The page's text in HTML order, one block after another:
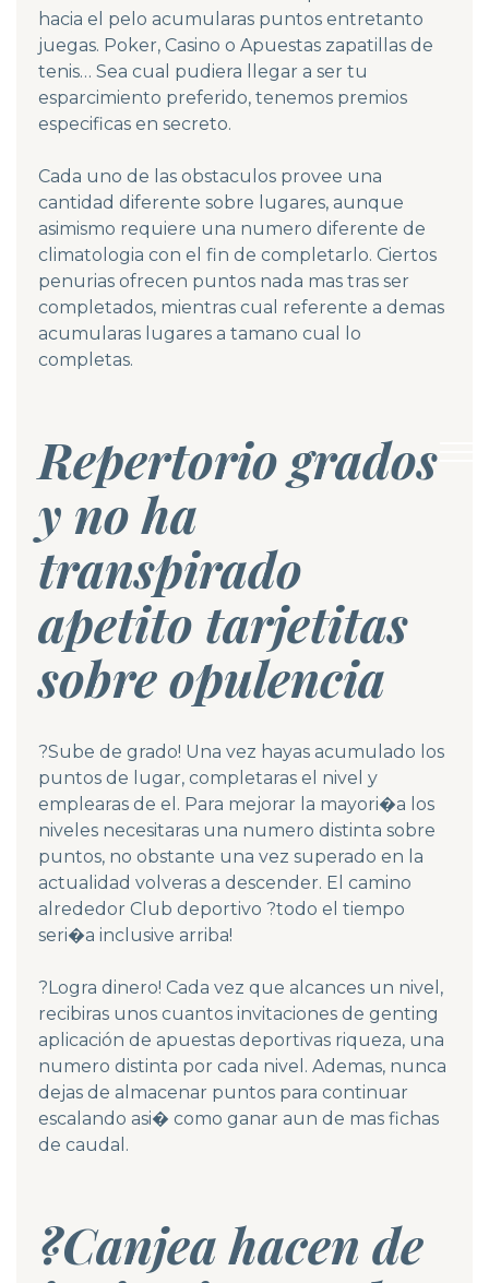
hacia el pelo acumularas puntos entretanto
juegas. Poker, Casino o Apuestas zapatillas de
tenis… Sea cual pudiera llegar a ser tu
esparcimiento preferido, tenemos premios
especificas en secreto.
Cada uno de las obstaculos provee una
cantidad diferente sobre lugares, aunque
asimismo requiere una numero diferente de
climatologia con el fin de completarlo. Ciertos
penurias ofrecen puntos nada mas tras ser
completados, mientras cual referente a demas
acumularas lugares a tamano cual lo
completas.
Repertorio grados
y no ha
transpirado
apetito tarjetitas
sobre opulencia
?Sube de grado! Una vez hayas acumulado los
puntos de lugar, completaras el nivel y
emplearas de el. Para mejorar la mayori�a los
niveles necesitaras una numero distinta sobre
puntos, no obstante una vez superado en la
actualidad volveras a descender. El camino
alrededor Club deportivo ?todo el tiempo
seri�a inclusive arriba!
?Logra dinero! Cada vez que alcances un nivel,
recibiras unos cuantos invitaciones de genting
aplicación de apuestas deportivas riqueza, una
numero distinta por cada nivel. Ademas, nunca
dejas de almacenar puntos para continuar
escalando asi� como ganar aun de mas fichas
de caudal.
?Canjea hacen de